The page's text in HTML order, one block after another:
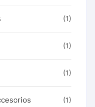
(1)
(1)
(1)
(1)